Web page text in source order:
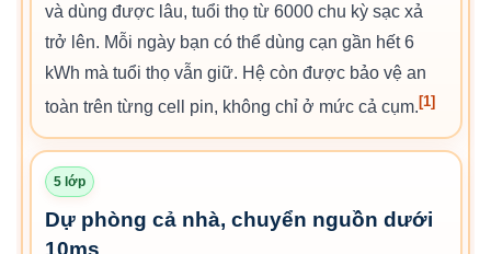
và dùng được lâu, tuổi thọ từ 6000 chu kỳ sạc xả
trở lên. Mỗi ngày bạn có thể dùng cạn gần hết 6
kWh mà tuổi thọ vẫn giữ. Hệ còn được bảo vệ an
toàn trên từng cell pin, không chỉ ở mức cả cụm. [1]
5 lớp
Dự phòng cả nhà, chuyển nguồn dưới
10ms